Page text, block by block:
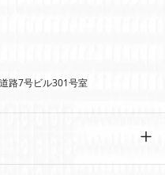
路7号ビル301号室